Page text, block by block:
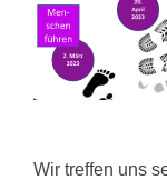
Wir treffen uns